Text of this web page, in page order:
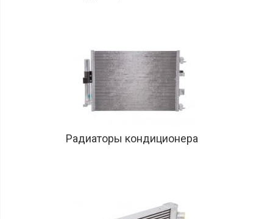
Радиаторы кондиционера